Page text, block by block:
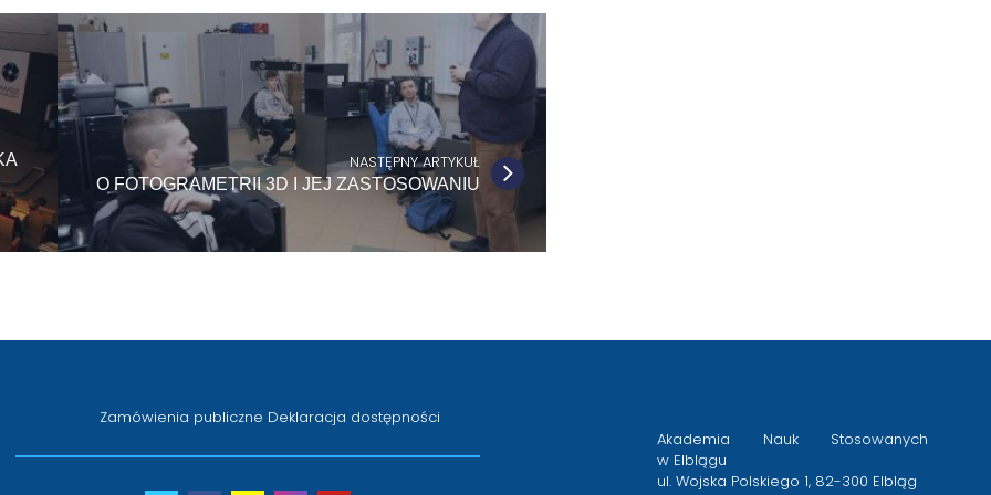
NASTĘPNY ARTYKUŁ
O FOTOGRAMETRII 3D I JEJ ZASTOSOWANIU
Zamówienia publiczne Deklaracja dostępności
Akademia Nauk Stosowanych
w Elblągu
ul. Wojska Polskiego 1, 82-300 Elbląg